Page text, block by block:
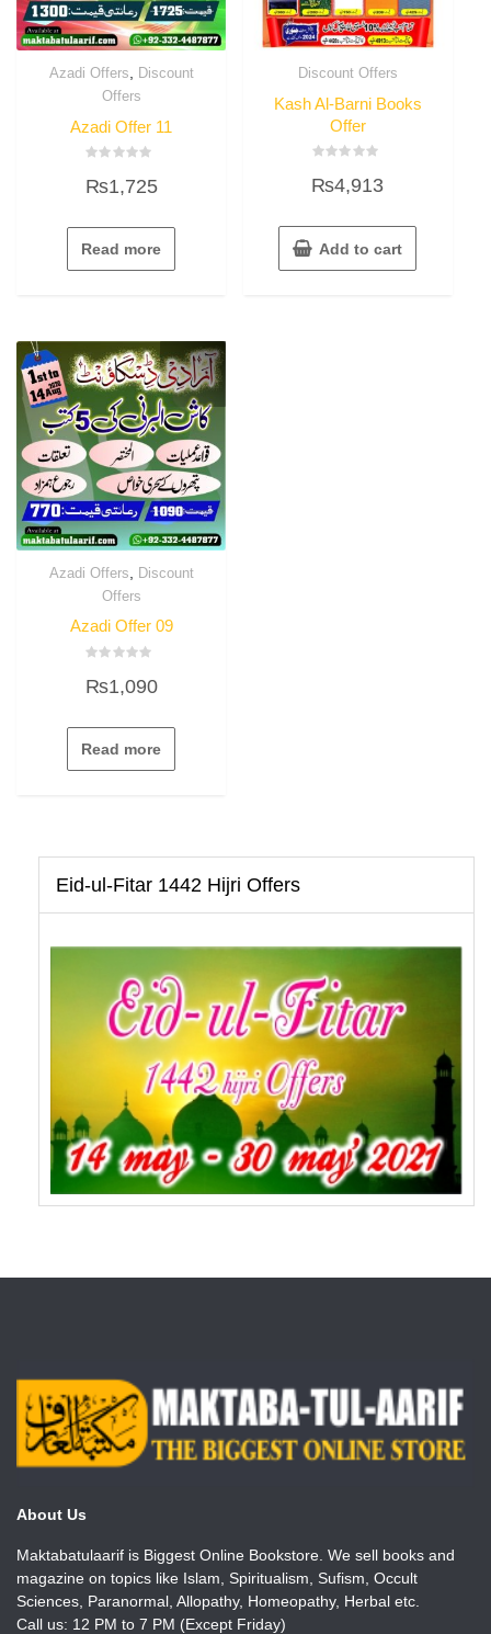
Azadi Offers
Discount
Offers
Azadi Offer 11
0
5
₨1,725
Read more
Discount Offers
Kash Al-Barni Books
Offer
0
5
₨4,913
Add to cart
Azadi Offers
Discount
Offers
Azadi Offer 09
0
5
₨1,090
Read more
Eid-ul-Fitar 1442 Hijri Offers
About Us
Maktabatulaarif is Biggest Online Bookstore. We sell books and
magazine on topics like Islam, Spiritualism, Sufism, Occult
Sciences, Paranormal, Allopathy, Homeopathy, Herbal etc.
Call us: 12 PM to 7 PM (Except Friday)